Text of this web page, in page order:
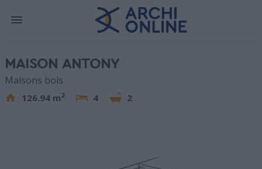
MAISON ANTONY
Maisons bois
126.94 m2 4 2